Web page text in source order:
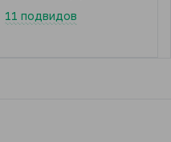
11 подвидов